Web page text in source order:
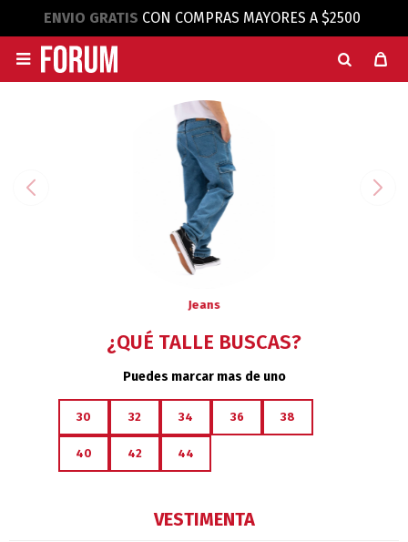
ENVIO GRATIS CON COMPRAS MAYORES A $2500

Jeans
¿QUÉ TALLE BUSCAS?
Puedes marcar mas de uno
30 32 34 36 38
40 42 44
VESTIMENTA